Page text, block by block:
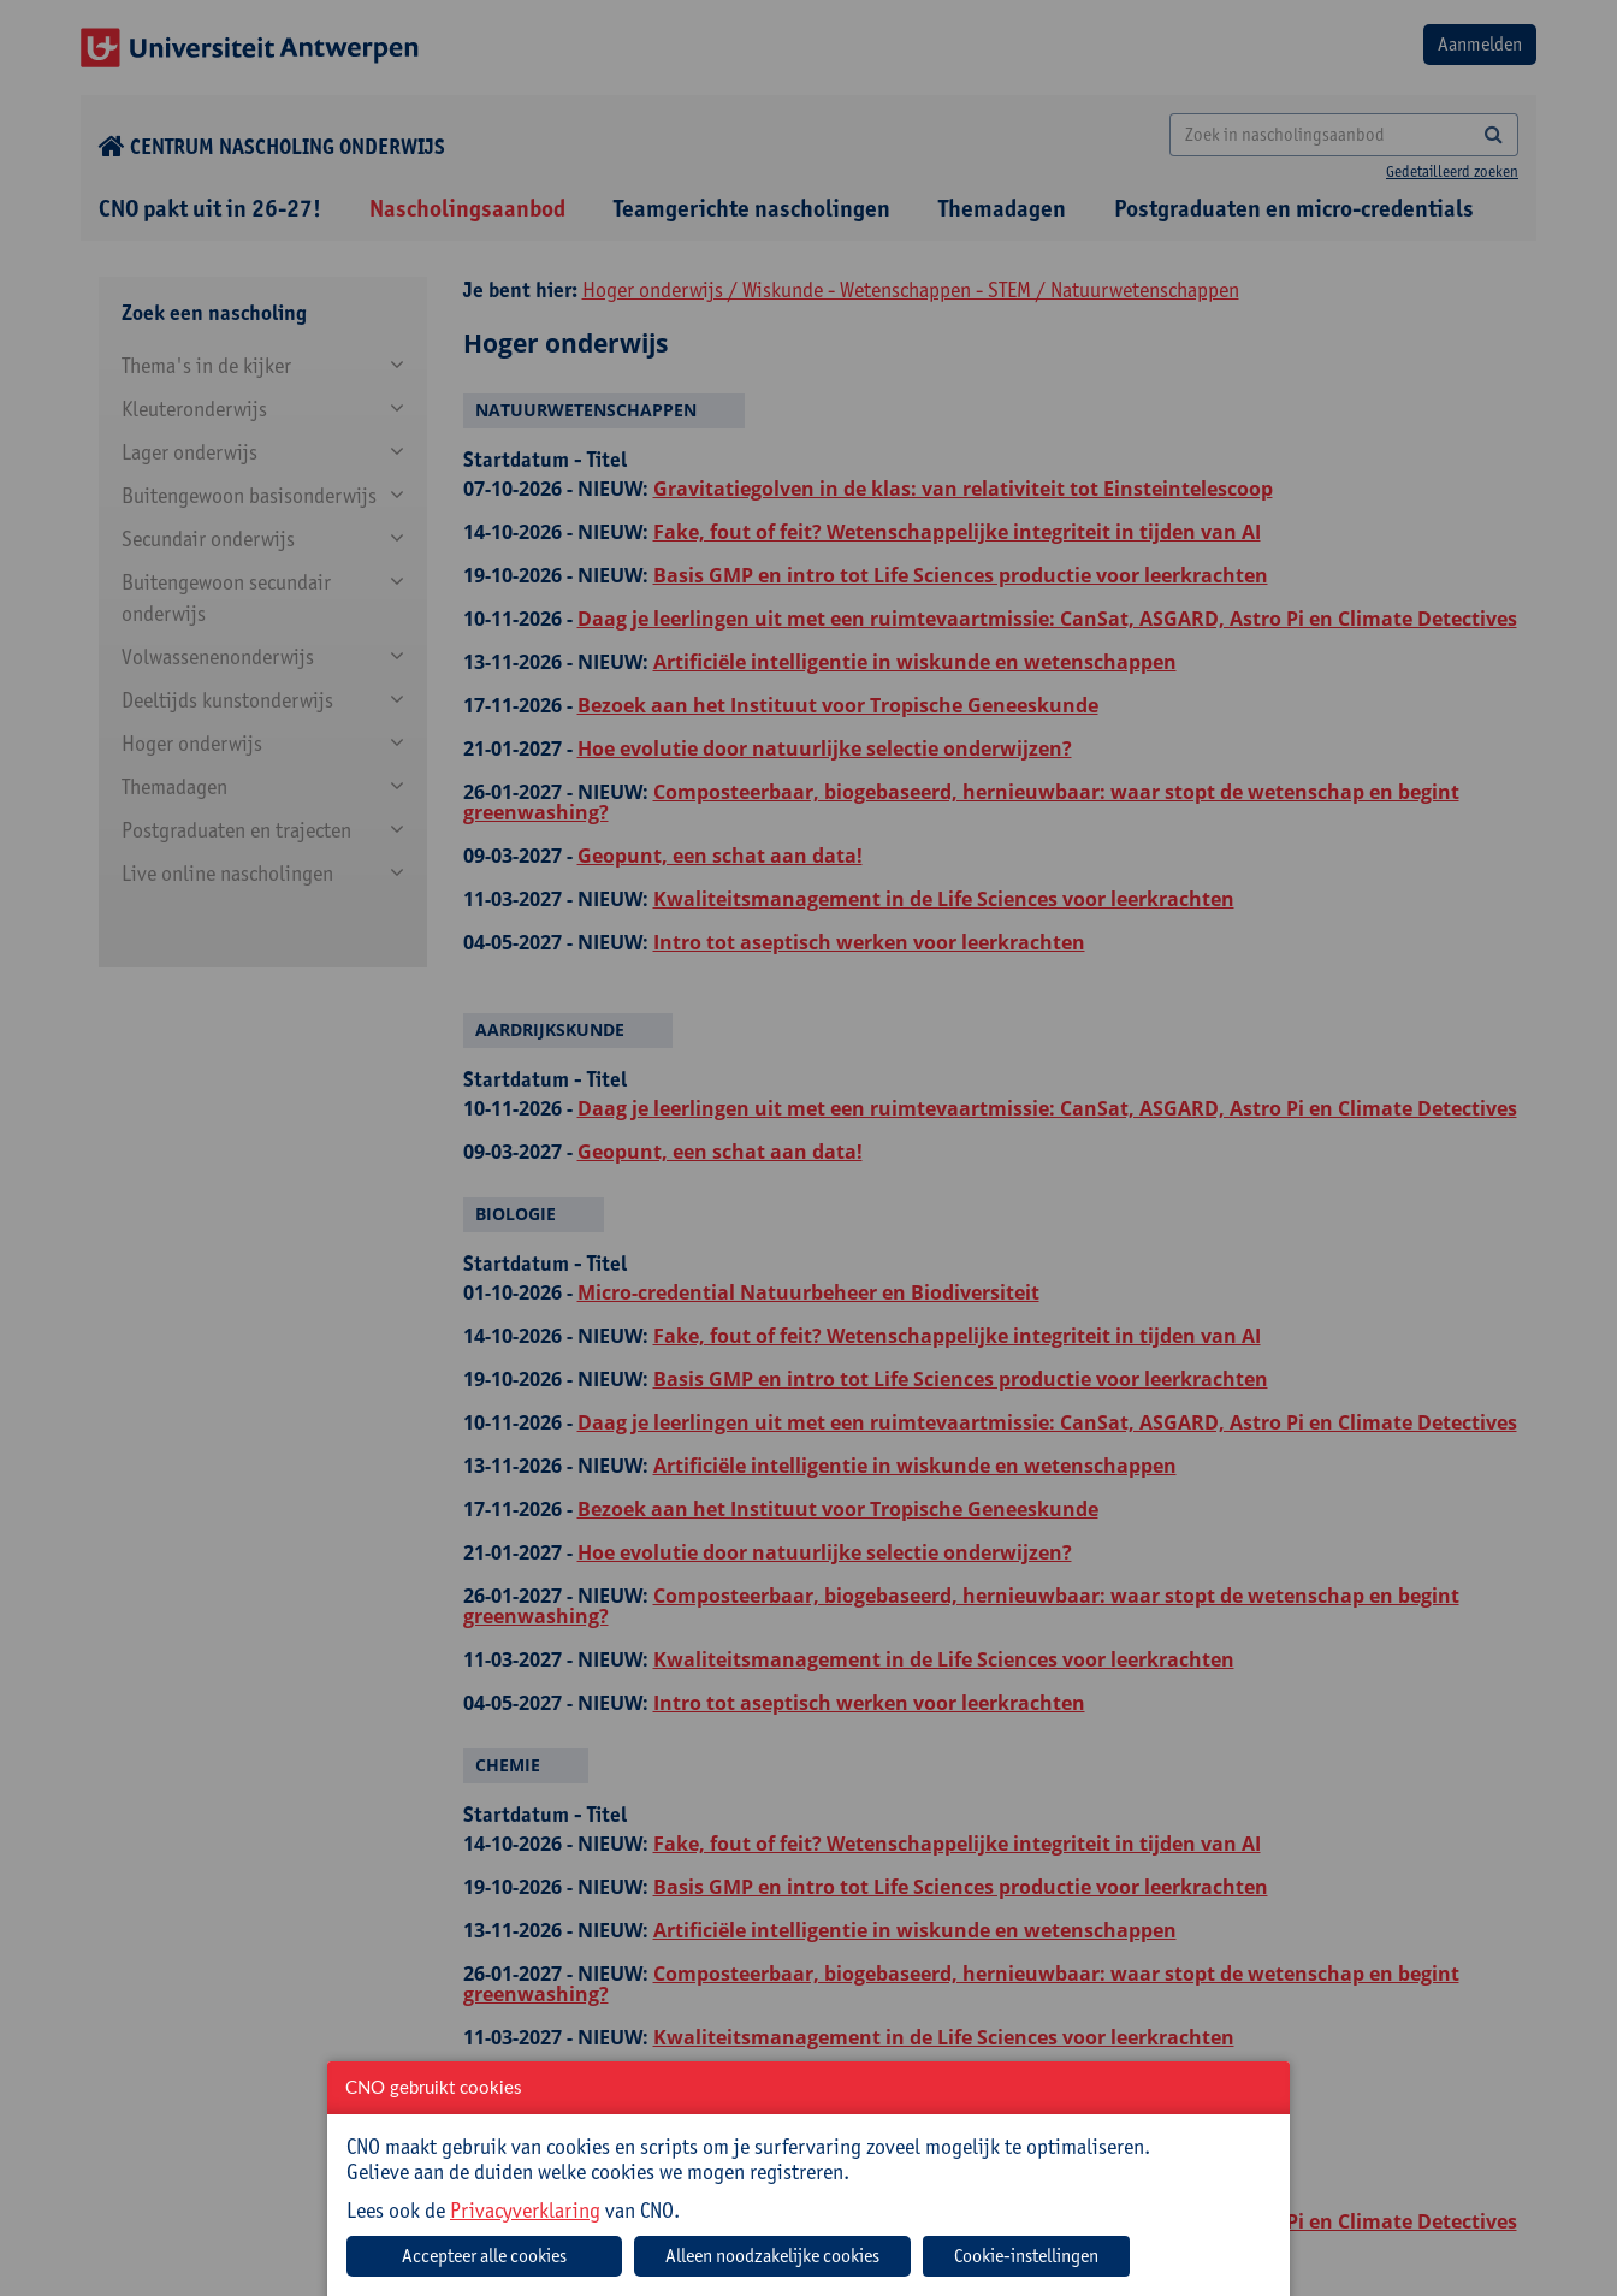
CENTRUM NASCHOLING ONDERWIJS
Gedetailleerd zoeken
CNO pakt uit in 26-27! Nascholingsaanbod Teamgerichte nascholingen Themadagen Postgraduaten en micro-credentials
Zoek een nascholing
Thema's in de kijker
Kleuteronderwijs
Lager onderwijs
Buitengewoon basisonderwijs
Secundair onderwijs
Buitengewoon secundair
onderwijs
Volwassenenonderwijs
Deeltijds kunstonderwijs
Hoger onderwijs
Themadagen
Postgraduaten en trajecten
Live online nascholingen
Je bent hier: Hoger onderwijs / Wiskunde - Wetenschappen - STEM / Natuurwetenschappen
Hoger onderwijs
NATUURWETENSCHAPPEN
Startdatum - Titel
07-10-2026 - NIEUW: Gravitatiegolven in de klas: van relativiteit tot Einsteintelescoop
14-10-2026 - NIEUW: Fake, fout of feit? Wetenschappelijke integriteit in tijden van AI
19-10-2026 - NIEUW: Basis GMP en intro tot Life Sciences productie voor leerkrachten
10-11-2026 - Daag je leerlingen uit met een ruimtevaartmissie: CanSat, ASGARD, Astro Pi en Climate Detectives
13-11-2026 - NIEUW: Artificiële intelligentie in wiskunde en wetenschappen
17-11-2026 - Bezoek aan het Instituut voor Tropische Geneeskunde
21-01-2027 - Hoe evolutie door natuurlijke selectie onderwijzen?
26-01-2027 - NIEUW: Composteerbaar, biogebaseerd, hernieuwbaar: waar stopt de wetenschap en begint
greenwashing?
09-03-2027 - Geopunt, een schat aan data!
11-03-2027 - NIEUW: Kwaliteitsmanagement in de Life Sciences voor leerkrachten
04-05-2027 - NIEUW: Intro tot aseptisch werken voor leerkrachten
AARDRIJKSKUNDE
Startdatum - Titel
10-11-2026 - Daag je leerlingen uit met een ruimtevaartmissie: CanSat, ASGARD, Astro Pi en Climate Detectives
09-03-2027 - Geopunt, een schat aan data!
BIOLOGIE
Startdatum - Titel
01-10-2026 - Micro-credential Natuurbeheer en Biodiversiteit
14-10-2026 - NIEUW: Fake, fout of feit? Wetenschappelijke integriteit in tijden van AI
19-10-2026 - NIEUW: Basis GMP en intro tot Life Sciences productie voor leerkrachten
10-11-2026 - Daag je leerlingen uit met een ruimtevaartmissie: CanSat, ASGARD, Astro Pi en Climate Detectives
13-11-2026 - NIEUW: Artificiële intelligentie in wiskunde en wetenschappen
17-11-2026 - Bezoek aan het Instituut voor Tropische Geneeskunde
21-01-2027 - Hoe evolutie door natuurlijke selectie onderwijzen?
26-01-2027 - NIEUW: Composteerbaar, biogebaseerd, hernieuwbaar: waar stopt de wetenschap en begint
greenwashing?
11-03-2027 - NIEUW: Kwaliteitsmanagement in de Life Sciences voor leerkrachten
04-05-2027 - NIEUW: Intro tot aseptisch werken voor leerkrachten
CHEMIE
Startdatum - Titel
14-10-2026 - NIEUW: Fake, fout of feit? Wetenschappelijke integriteit in tijden van AI
19-10-2026 - NIEUW: Basis GMP en intro tot Life Sciences productie voor leerkrachten
13-11-2026 - NIEUW: Artificiële intelligentie in wiskunde en wetenschappen
26-01-2027 - NIEUW: Composteerbaar, biogebaseerd, hernieuwbaar: waar stopt de wetenschap en begint
greenwashing?
11-03-2027 - NIEUW: Kwaliteitsmanagement in de Life Sciences voor leerkrachten
04-05-2027 -
ELEKTRICITEIT EN ELEKTRONICA
10-11-2026 -Daag je leerlingen uit met een ruimtevaartmissie: CanSat, ASGARD, Astro Pi en Climate Detectives
FYSICA
CNO gebruikt cookies
CNO maakt gebruik van cookies en scripts om je surfervaring zoveel mogelijk te optimaliseren.
Gelieve aan de duiden welke cookies we mogen registreren.
Lees ook de Privacyverklaring van CNO.
Cookie-instellingen